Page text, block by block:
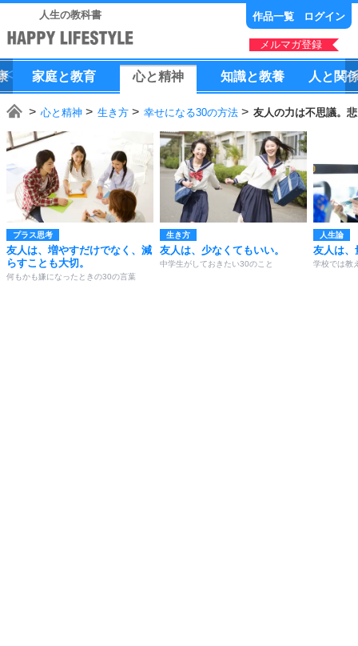
人生の教科書 作品一覧 ログイン
メルマガ登録
家庭と教育 心と精神 知識と教養 人 と 関
心と精神 生き方 幸せになる30の方法 友人の力は不思議。
プラス思考
友人は、増やすだけでなく、減
らすことも大切。
何もかも嫌になったときの30の言葉
生き方
友人は、少なくてもいい。
中学生がしておきたい30のこと
人生論
友人は、
学校では教